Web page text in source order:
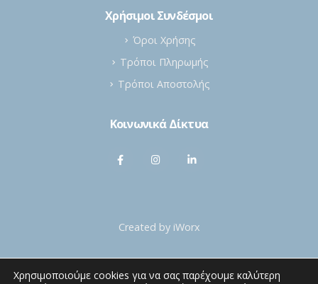
Χρήσιμοι Συνδέσμοι
Όροι Χρήσης
Τρόποι Πληρωμής
Τρόποι Αποστολής
Κοινωνικά Δίκτυα
Created by iWorx
Χρησιμοποιούμε cookies για να σας παρέχουμε καλύτερη